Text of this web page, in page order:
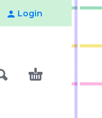
Login